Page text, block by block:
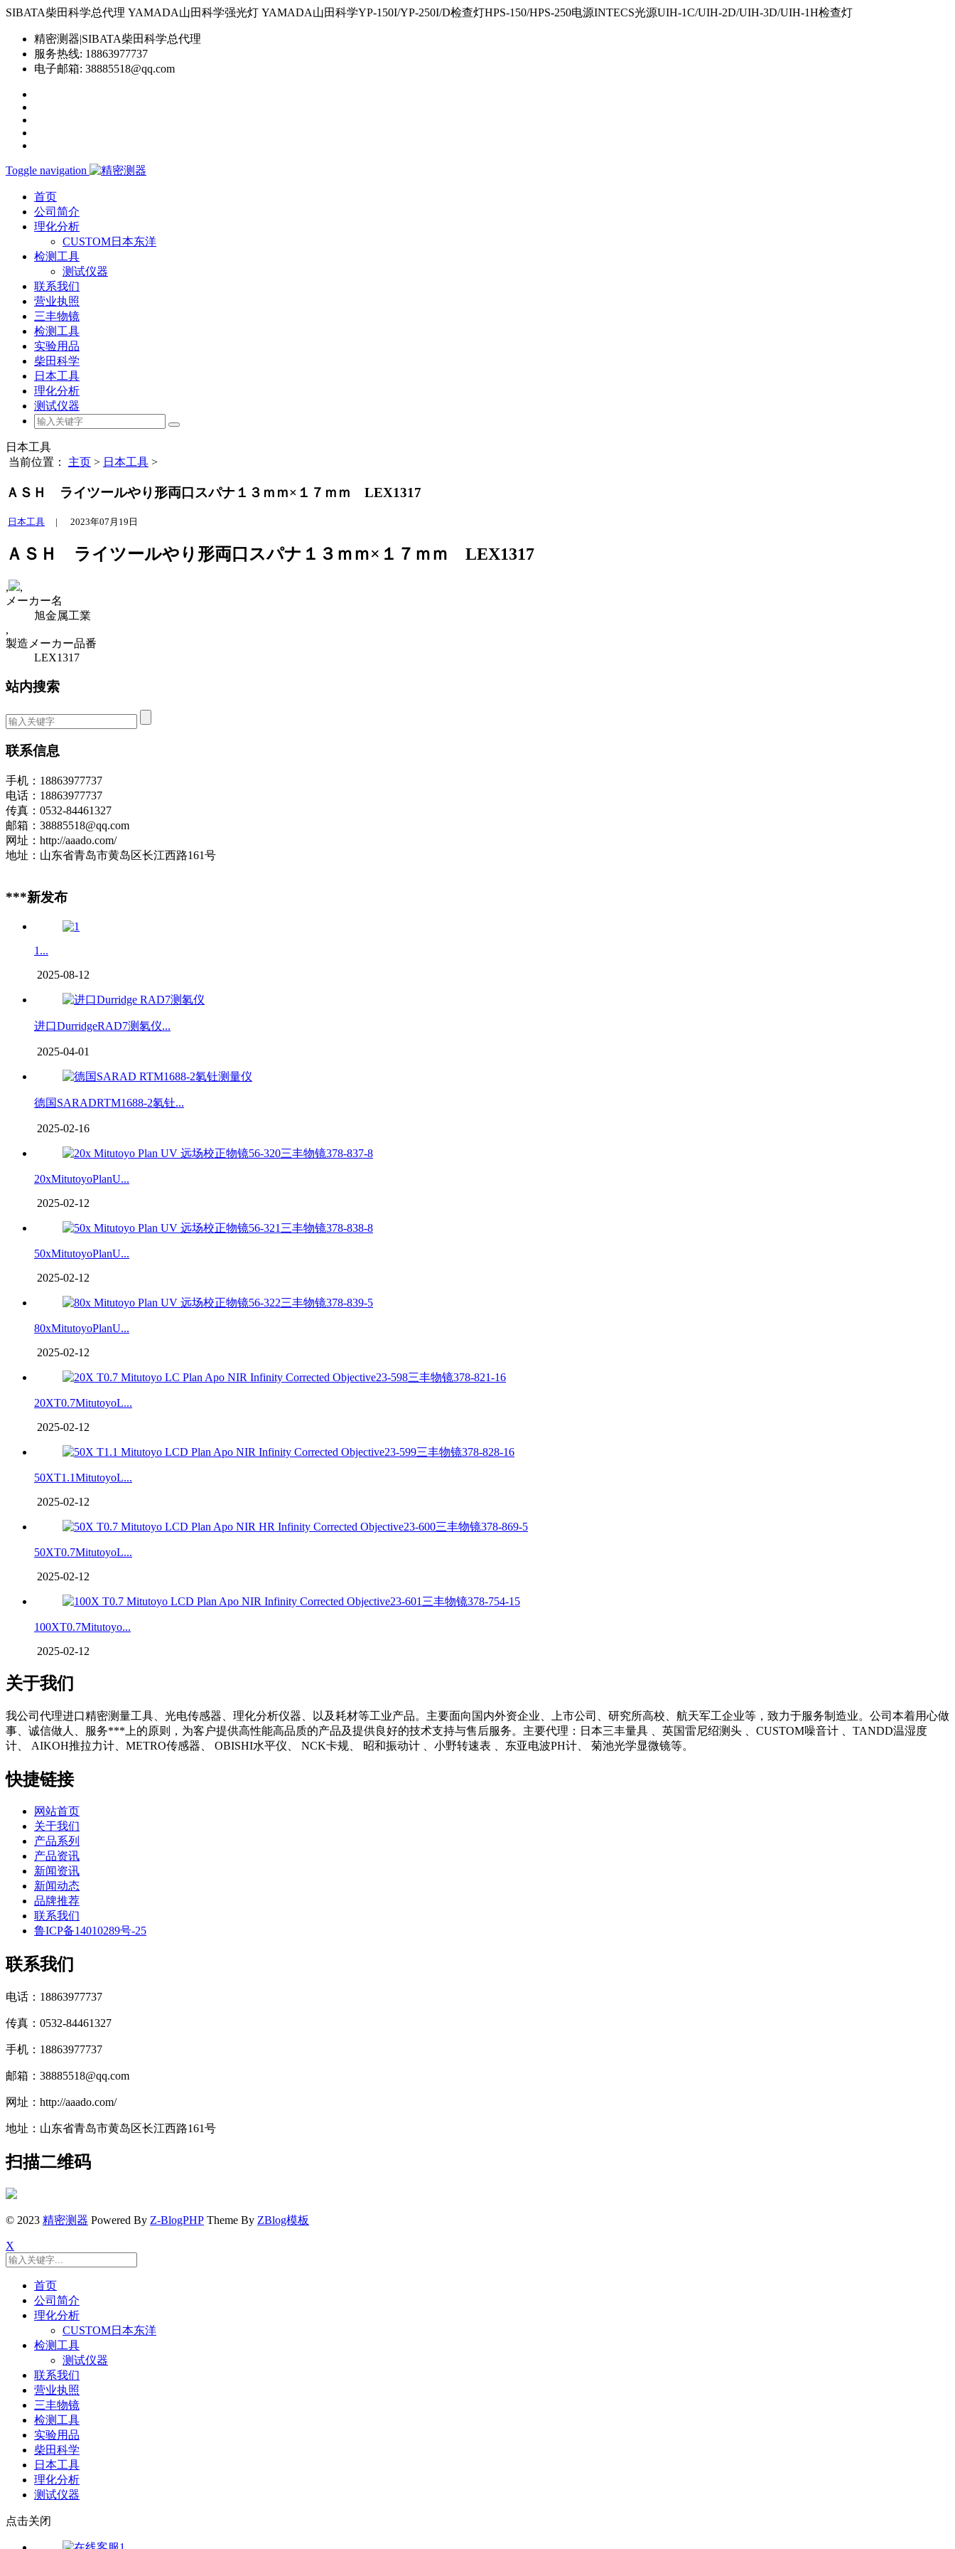
SIBATA柴田科学总代理 YAMADA山田科学强光灯 YAMADA山田科学YP-150I/YP-250I/D检查灯HPS-150/HPS-250电源INTECS光源UIH-1C/UIH-2D/UIH-3D/UIH-1H检查灯
精密测器|SIBATA柴田科学总代理
服务热线: 18863977737
电子邮箱: 38885518@qq.com
Toggle navigation
首页
公司简介
理化分析
CUSTOM日本东洋
检测工具
测试仪器
联系我们
营业执照
三丰物镜
检测工具
实验用品
柴田科学
日本工具
理化分析
测试仪器
日本工具
当前位置： 主页 > 日本工具 >
ＡＳＨ ライツールやり形両口スパナ１３ｍｍ×１７ｍｍ LEX1317
日本工具 | 2023年07月19日
ＡＳＨ ライツールやり形両口スパナ１３ｍｍ×１７ｍｍ LEX1317
,
,
メーカー名
旭金属工業
,
製造メーカー品番
LEX1317
站内搜索
联系信息
手机：18863977737
电话：18863977737
传真：0532-84461327
邮箱：38885518@qq.com
网址：http://aaado.com/
地址：山东省青岛市黄岛区长江西路161号
***新发布
1...
2025-08-12
进口DurridgeRAD7测氡仪...
2025-04-01
德国SARADRTM1688-2氡钍...
2025-02-16
20xMitutoyoPlanU...
2025-02-12
50xMitutoyoPlanU...
2025-02-12
80xMitutoyoPlanU...
2025-02-12
20XT0.7MitutoyoL...
2025-02-12
50XT1.1MitutoyoL...
2025-02-12
50XT0.7MitutoyoL...
2025-02-12
100XT0.7Mitutoyo...
2025-02-12
关于我们
我公司代理进口精密测量工具、光电传感器、理化分析仪器、以及耗材等工业产品。主要面向国内外资企业、上市公司、研究所高校、航天军工企业等，致力于服务制造业。公司本着用心做
事、诚信做人、服务***上的原则，为客户提供高性能高品质的产品及提供良好的技术支持与售后服务。主要代理：日本三丰量具 、英国雷尼绍测头 、CUSTOM噪音计 、TANDD温湿度
计、 AIKOH推拉力计、METRO传感器、 OBISHI水平仪、 NCK卡规、 昭和振动计 、小野转速表 、东亚电波PH计、 菊池光学显微镜等。
快捷链接
网站首页
关于我们
产品系列
产品资讯
新闻资讯
新闻动态
品牌推荐
联系我们
鲁ICP备14010289号-25
联系我们
电话：18863977737
传真：0532-84461327
手机：18863977737
邮箱：38885518@qq.com
网址：http://aaado.com/
地址：山东省青岛市黄岛区长江西路161号
扫描二维码
© 2023 精密测器 Powered By Z-BlogPHP Theme By ZBlog模板
X
首页
公司简介
理化分析
CUSTOM日本东洋
检测工具
测试仪器
联系我们
营业执照
三丰物镜
检测工具
实验用品
柴田科学
日本工具
理化分析
测试仪器
点击关闭